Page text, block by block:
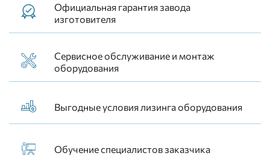
Официальная гарантия завода
изготовителя
Сервисное обслуживание и монтаж
оборудования
Выгодные условия лизинга оборудования
Обучение специалистов заказчика